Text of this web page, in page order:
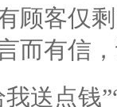
顾客仅
而有信
我送点钱